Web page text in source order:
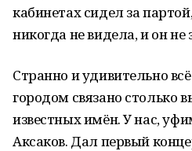
кабинетах сидел за
никогда не видела, и он не
Странно и удивительно
городом связано столько
известных имён. У нас,
Аксаков. Дал первый